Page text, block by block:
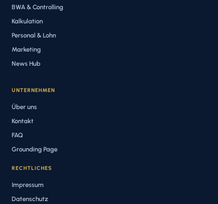
BWA & Controlling
Kalkulation
Personal & Lohn
Marketing
News Hub
UNTERNEHMEN
Über uns
Kontakt
FAQ
Grounding Page
RECHTLICHES
Impressum
Datenschutz